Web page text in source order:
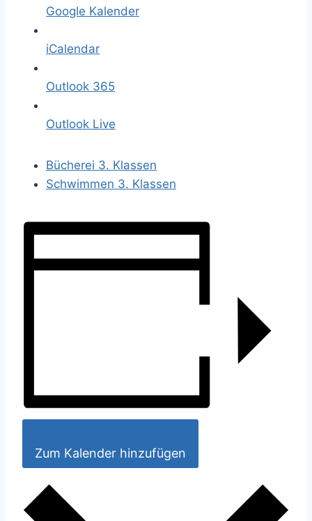
Google Kalender
iCalendar
Outlook 365
Outlook Live
Bücherei 3. Klassen
Schwimmen 3. Klassen
Zum Kalender hinzufügen